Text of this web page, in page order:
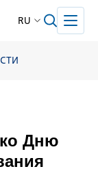
RU
ко Дню